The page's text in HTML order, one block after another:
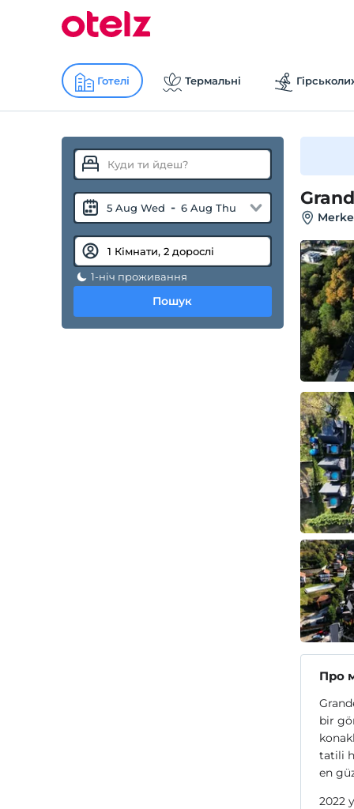
Готелі Термальні
5 Aug Wed - 6 Aug Thu
1-ніч проживання
Пошук
Про
bir
tatili
en
2022